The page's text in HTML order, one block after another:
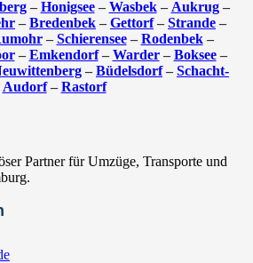
– Honigsee– Wasbek– Aukrug–
– Bredenbek – Gettorf– Strande –
– Schierensee– Rodenbek–
– Emkendorf– Warder– Boksee–
– Büdelsdorf– Schacht-
Audorf– Rastorf
Partner für Umzüge, Transporte und